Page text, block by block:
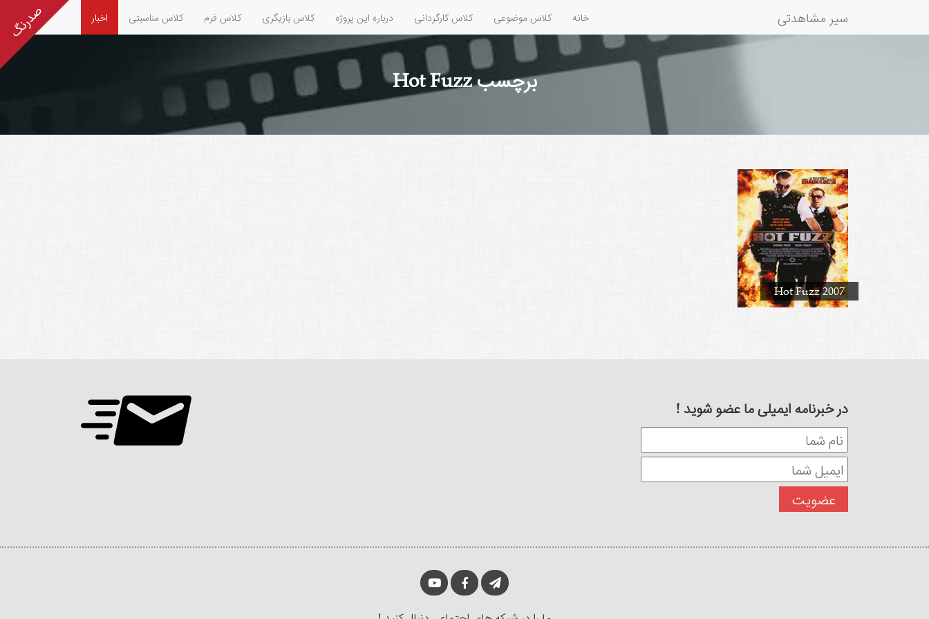
سیر مشاهدتی خانه کلاس موضوعی کلاس کارگردانی درباره این پروژه کلاس بازیگری کلاس فرم کلاس مناسبتی اخبار
برچسب Hot Fuzz
Hot Fuzz 2007
در خبرنامه ایمیلی ما عضو شوید !